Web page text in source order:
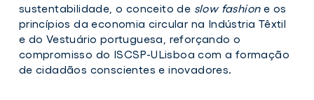
sustentabilidade, o conceito de slow fashione os
princípios da economia circular na Indústria Têxtil
e do Vestuário portuguesa, reforçando o
compromisso do ISCSP-ULisboa com a formação
de cidadãos conscientes e inovadores.